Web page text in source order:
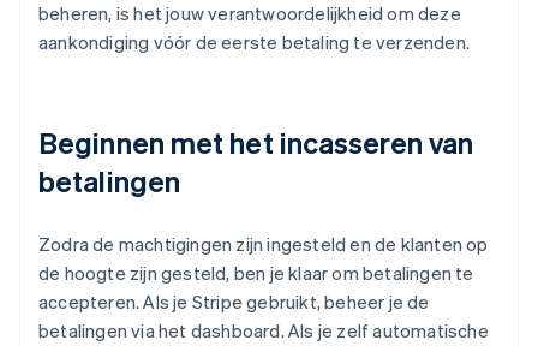
beheren, is het jouw verantwoordelijkheid om deze
aankondiging vóór de eerste betaling te verzenden.
Beginnen met het incasseren van
betalingen
Zodra de machtigingen zijn ingesteld en de klanten op
de hoogte zijn gesteld, ben je klaar om betalingen te
accepteren. Als je Stripe gebruikt, beheer je de
betalingen via het dashboard. Als je zelf automatische